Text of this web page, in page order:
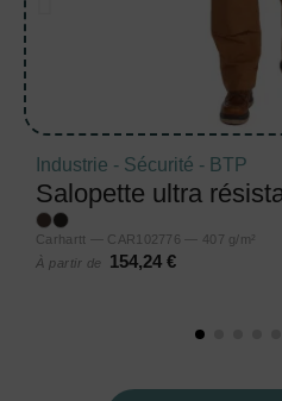
Industrie - Sécurité - BTP
Salopette ultra
Carhartt — CAR102776 — 407 g/m²
À partir de
154,24 €